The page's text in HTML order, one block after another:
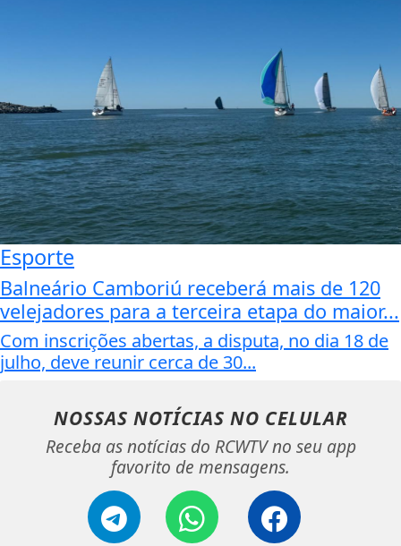
Esporte
Balneário Camboriú receberá mais de 120
velejadores para a terceira etapa do maior...
Com inscrições abertas, a disputa, no dia 18 de
julho, deve reunir cerca de 30...
NOSSAS NOTÍCIAS NO CELULAR
Receba as notícias do RCWTV no seu app
favorito de mensagens.